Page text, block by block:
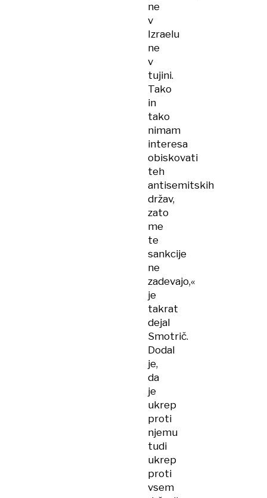
ne
v
Izraelu
ne
v
tujini.
Tako
in
tako
nimam
interesa
obiskovati
teh
antisemitskih
držav,
zato
me
te
sankcije
ne
zadevajo,«
je
takrat
dejal
Smotrič.
Dodal
je,
da
je
ukrep
proti
njemu
tudi
ukrep
proti
vsem